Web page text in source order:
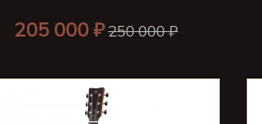
205 000 ₽250 000 ₽